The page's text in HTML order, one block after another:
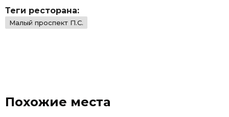
Теги ресторана:
Малый проспект П.С.
Похожие места